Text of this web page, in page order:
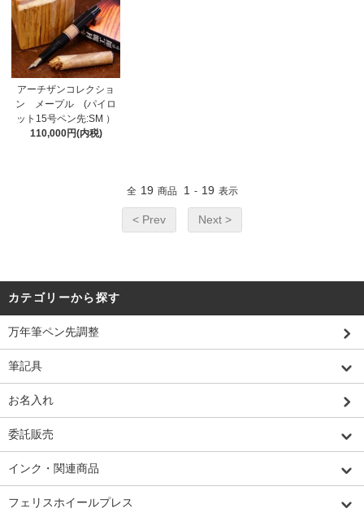
アーチザンコレクショ
ン メープル (パイロ
ット15号ペン先:SM ）
110,000円(内税)
全 19 商品 1 - 19 表示
< Prev Next >
カテゴリーから探す
万年筆ペン先調整
筆記具
お名入れ
委託販売
インク・関連商品
フェリスホイールプレス